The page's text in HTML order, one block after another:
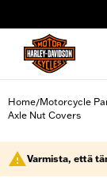
Home/Motorcycle
Axle Nut Covers
Varmista, että